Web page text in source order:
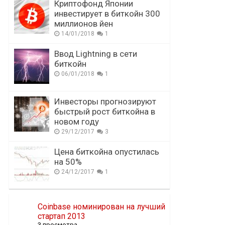
Криптофонд Японии
инвестирует в биткойн 300
миллионов йен
14/01/2018 1
Ввод Lightning в сети
биткойн
06/01/2018 1
Инвесторы прогнозируют
быстрый рост биткойна в
новом году
29/12/2017 3
Цена биткойна опустилась
на 50%
24/12/2017 1
Coinbase номинирован на лучший
стартап 2013